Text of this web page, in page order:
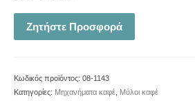
Ζητήστε Προσφορά
Κωδικός προϊόντος: 08-1143
Κατηγορίες: Μηχανήματα καφέ Μύλοι καφέ